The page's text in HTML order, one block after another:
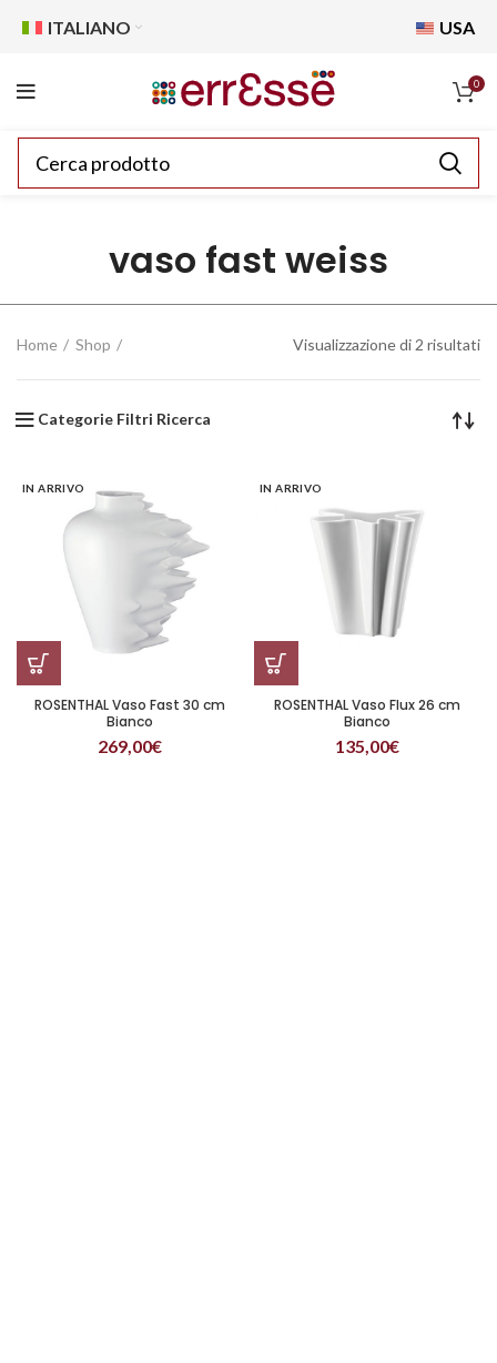
ITALIANO USA
0
vaso fast weiss
Home Shop Visualizzazione di 2 risultati
Categorie Filtri Ricerca
IN ARRIVO
ROSENTHAL Vaso Fast 30 cm
Bianco
269,00€
IN ARRIVO
ROSENTHAL Vaso Flux 26 cm
Bianco
135,00€